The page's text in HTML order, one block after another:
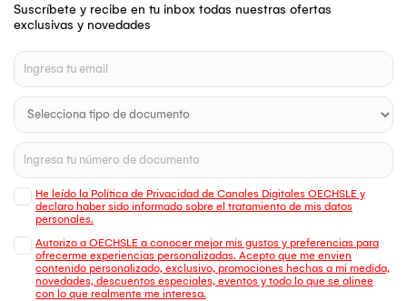
Suscríbete y recibe en tu inbox todas nuestras ofertas
exclusivas y novedades
He leído la Política de Privacidad de Canales Digitales OECHSLE y
declaro haber sido informado sobre el tratamiento de mis datos
personales.
Autorizo a OECHSLE a conocer mejor mis gustos y preferencias para
ofrecerme experiencias personalizadas. Acepto que me envien
contenido personalizado, exclusivo, promociones hechas a mi medida,
novedades, descuentos especiales, eventos y todo lo que se alinee
con lo que realmente me interesa.